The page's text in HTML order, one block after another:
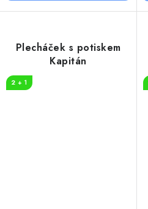
Plecháček s potiskem
Kapitán
2 + 1